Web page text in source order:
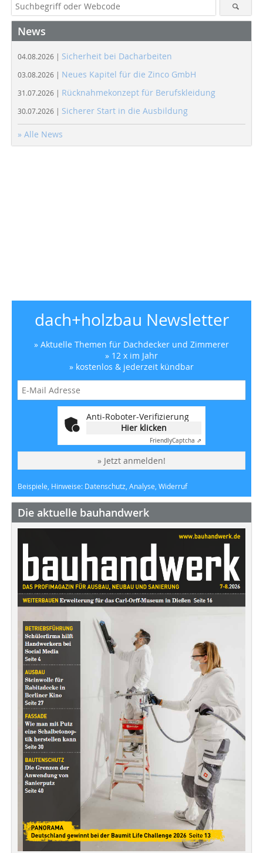
News
04.08.2026 | Sicherheit bei Dacharbeiten
03.08.2026 | Neues Kapitel für die Zinco GmbH
31.07.2026 | Rücknahmekonzept für Berufskleidung
30.07.2026 | Sicherer Start in die Ausbildung
» Alle News
dach+holzbau Newsletter
» Aktuelle Themen für Dachdecker und Zimmerer
» 12 x im Jahr
» kostenlos & jederzeit kündbar
Anti-Roboter-Verifizierung
Hier klicken
FriendlyCaptcha ⇗
» Jetzt anmelden!
Beispiele, Hinweise: Datenschutz, Analyse, Widerruf
Die aktuelle bauhandwerk